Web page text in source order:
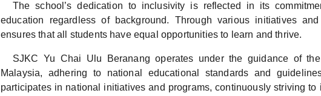
The school’s dedication to inclusivity is reflected in its
education regardless of background. Through various initiatives
ensures that all students have equal opportunities to learn and thrive.
SJKC Yu Chai Ulu Beranang operates under the guidance of
Malaysia, adhering to national educational standards and
participates in national initiatives and programs, continuously striving to